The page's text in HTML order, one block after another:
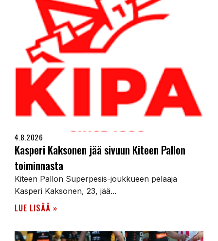
4.8.2026
Kasperi Kaksonen jää sivuun Kiteen Pallon
toiminnasta
Kiteen Pallon Superpesis-joukkueen pelaaja
Kasperi Kaksonen, 23, jää...
LUE LISÄÄ »